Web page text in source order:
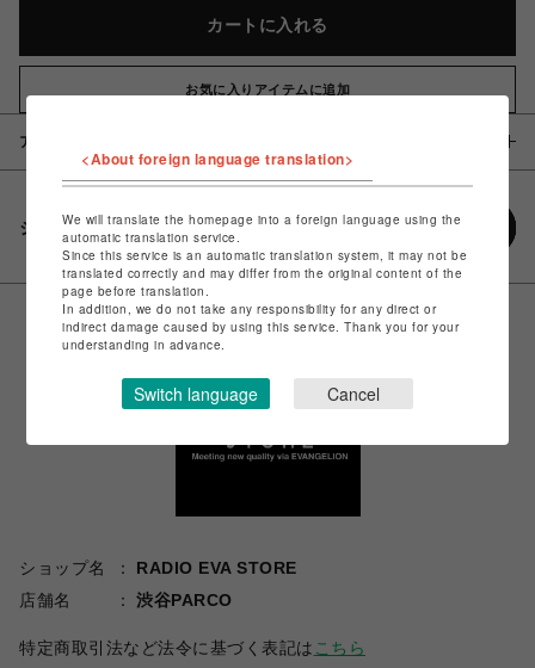
カートに入れる
お気に入りアイテムに追加
アイテム説明 / 素材
シェアする
ショップ名
RADIO EVA STORE
店舗名
渋谷PARCO
特定商取引法など法令に基づく表記は こちら
<About foreign language translation>
We will translate the homepage into a foreign language using the
automatic translation service.
Since this service is an automatic translation system, it may not be
translated correctly and may differ from the original content of the
page before translation.
In addition, we do not take any responsibility for any direct or
indirect damage caused by using this service. Thank you for your
understanding in advance.
Switch language Cancel